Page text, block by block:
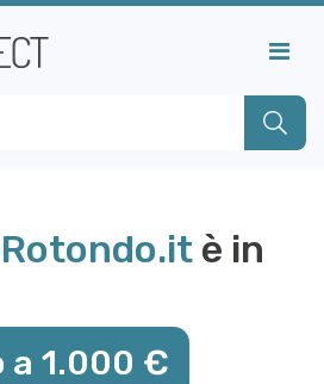
è in
a 1.000 €